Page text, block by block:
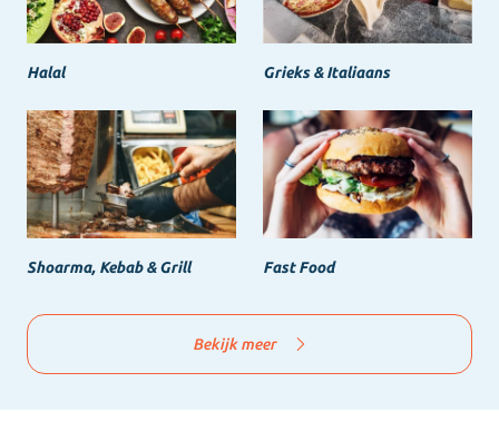
Halal Grieks & Italiaans
Shoarma, Kebab & Grill Fast Food
Bekijk meer